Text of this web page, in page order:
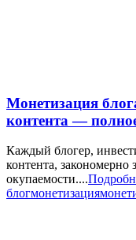
Монетизация
контента —
Каждый блогер,
контента, закономерно
окупаемости....
блогмонетизация